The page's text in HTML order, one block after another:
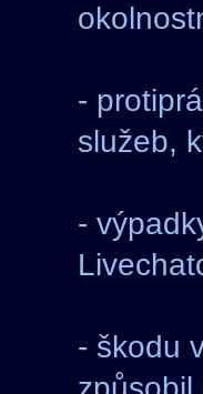
-
služeb,
-
- škodu